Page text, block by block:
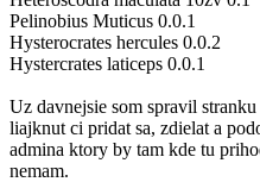
Pelinobius Muticus 0.0.1
Hysterocrates hercules 0.0.2
Hystercrates laticeps 0.0.1
Uz davnejsie som spravil
liajknut ci pridat sa, zdielat a
admina ktory by tam kde tu
nemam.